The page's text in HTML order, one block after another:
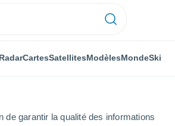
de garantir la qualité des informations
RadarCartesSatellitesModèlesMondeSki